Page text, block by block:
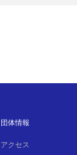
団体情報
アクセス